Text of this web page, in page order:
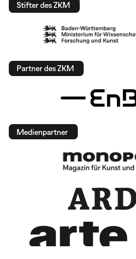
Stifter des ZKM
Partner des ZKM
Medienpartner